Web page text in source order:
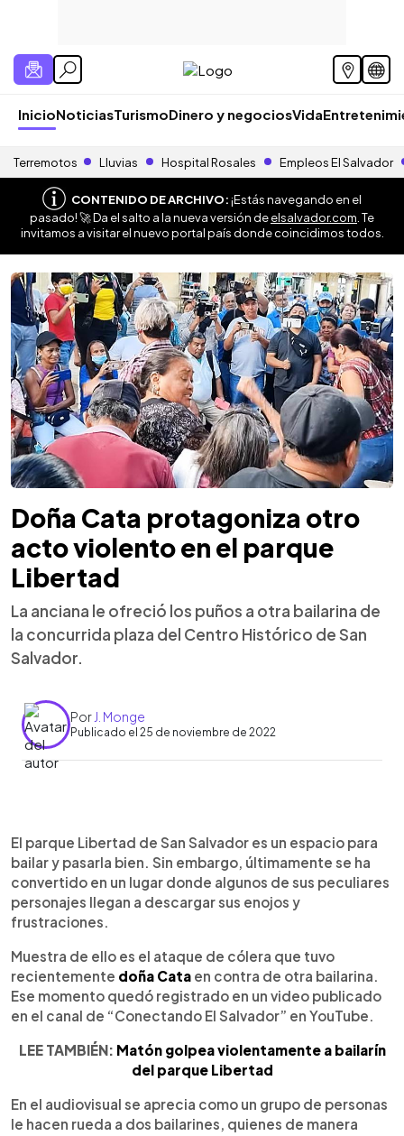
InicioNoticiasTurismoDinero y negociosVida
Terremotos Lluvias Hospital Rosales Empleos El Salvador
CONTENIDO DE ARCHIVO:¡Estás navegando en el
pasado! 🚀 Da el salto a la nueva versión deelsalvador.com . Te
invitamos a visitar el nuevo portal país donde coincidimos todos.
Doña Cata protagoniza otro
acto violento en el parque
Libertad
La anciana le ofreció los puños a otra bailarina de
la concurrida plaza del Centro Histórico de San
Salvador.
Por J. Monge
Publicado el 25 de noviembre de 2022
Escuchar artículo
El parque Libertad de San Salvador es un espacio para
bailar y pasarla bien. Sin embargo, últimamente se ha
convertido en un lugar donde algunos de sus peculiares
personajes llegan a descargar sus enojos y
frustraciones.
Muestra de ello es el ataque de cólera que tuvo
recientemente doña Cata en contra de otra bailarina.
Ese momento quedó registrado en un video publicado
en el canal de “Conectando El Salvador” en YouTube.
LEE TAMBIÉN: Matón golpea violentamente a bailarín
del parque Libertad
En el audiovisual se aprecia como un grupo de personas
le hacen rueda a dos bailarines, quienes de manera